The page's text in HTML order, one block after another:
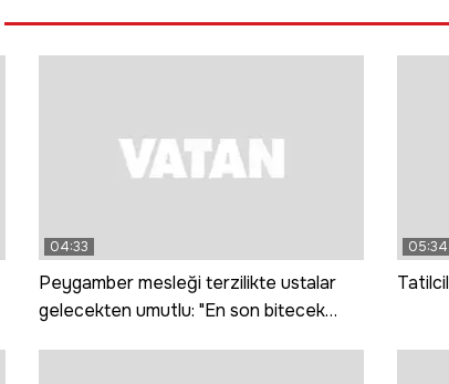
tüketiyor
04:33
Peygamber mesleği terzilikte ustalar
gelecekten umutlu: "En son bitecek
05:34